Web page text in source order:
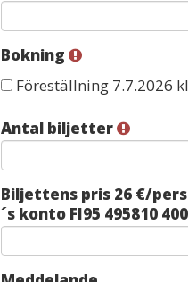
Bokning
Bokning
Föreställning 7.7.2026
Antal biljetter
Biljettens pris 26 €/
´s konto FI95 495810